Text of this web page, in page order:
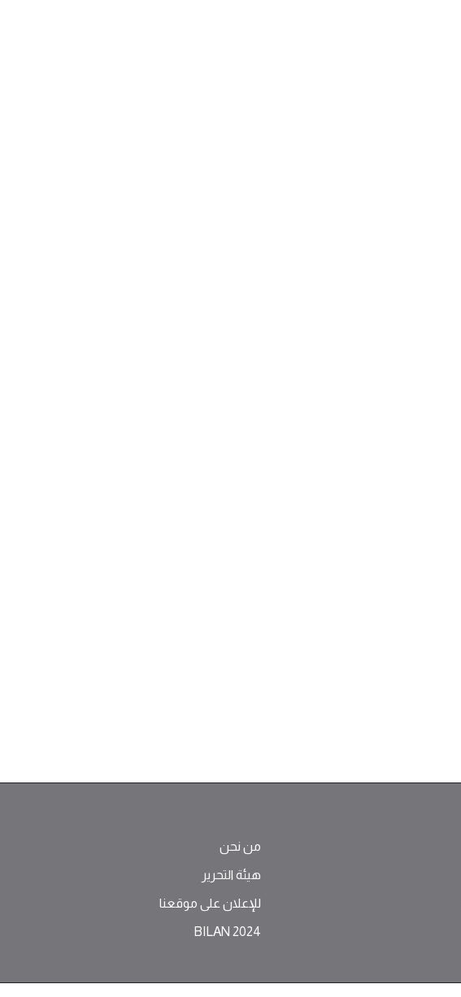
من نحن
هيئة التحرير
للإعلان على موقعنا
BILAN 2024